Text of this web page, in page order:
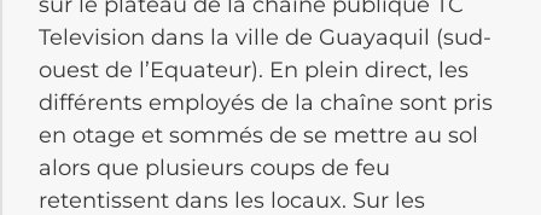
Television dans la ville de Guayaquil (sud-
ouest de l’Equateur). En plein direct, les
différents employés de la chaîne sont pris
en otage et sommés de se mettre au sol
alors que plusieurs coups de feu
retentissent dans les locaux. Sur les